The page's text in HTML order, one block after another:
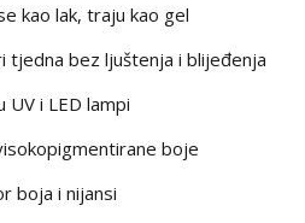
Summer Daze
Easter Egg
Lovely Kiss
Night Beat
Party Animal
kao lak, traju kao gel
tjedna bez ljuštenja i blijeđenja
UV i LED lampi
boje
boja i nijansi